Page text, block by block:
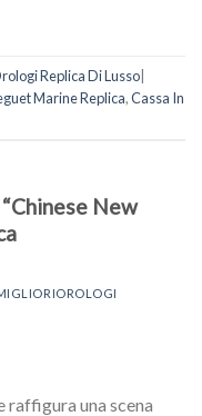
Replica Di Lusso|
Marine Replica,Cassa In
New
raffigura una scena